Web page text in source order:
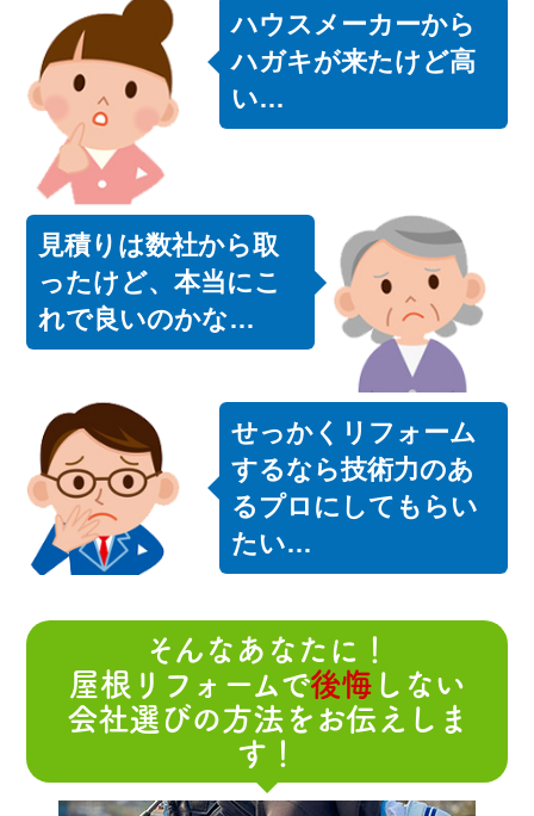
ハウスメーカーから
ハガキが来たけど高
い…
見積りは数社から取
ったけど、本当にこ
れで良いのかな…
せっかくリフォーム
するなら技術力のあ
るプロにしてもらい
たい…
そんなあなたに！
屋根リフォームで後悔 しない
会社選びの方法をお伝えしま
す！